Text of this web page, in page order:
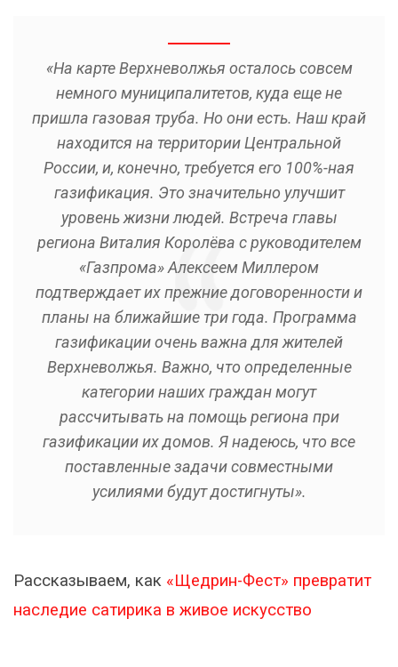
«На карте Верхневолжья осталось совсем
немного муниципалитетов, куда еще не
пришла газовая труба. Но они есть. Наш край
находится на территории Центральной
России, и, конечно, требуется его 100%-ная
газификация. Это значительно улучшит
уровень жизни людей. Встреча главы
региона Виталия Королёва с руководителем
«Газпрома» Алексеем Миллером
подтверждает их прежние договоренности и
планы на ближайшие три года. Программа
газификации очень важна для жителей
Верхневолжья. Важно, что определенные
категории наших граждан могут
рассчитывать на помощь региона при
газификации их домов. Я надеюсь, что все
поставленные задачи совместными
усилиями будут достигнуты».
Рассказываем, как «Щедрин-Фест» превратит
наследие сатирика в живое искусство